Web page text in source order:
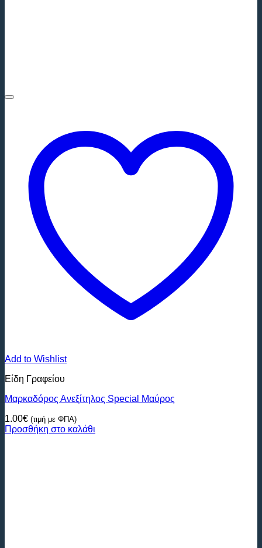
Add to Wishlist
Είδη Γραφείου
Μαρκαδόρος Ανεξίτηλος Special Mαύρος
1.00€ (τιμή με ΦΠΑ)
Προσθήκη στο καλάθι